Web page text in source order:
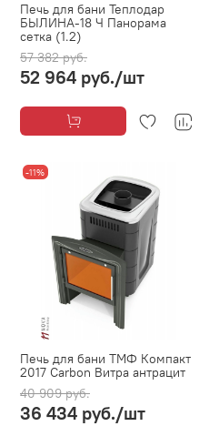
Печь для бани Теплодар
БЫЛИНА-18 Ч Панорама
сетка (1.2)
57 382 руб.
52 964 руб./шт
-11%
Печь для бани ТМФ Компакт
2017 Carbon Витра антрацит
40 909 руб.
36 434 руб./шт